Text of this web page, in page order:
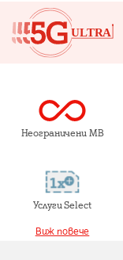
Неограничени MB
Услуги Select
Виж повече